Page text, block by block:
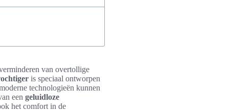
van overtollige
is speciaal ontworpen
technologieën kunnen
een geluidloze
het comfort in de